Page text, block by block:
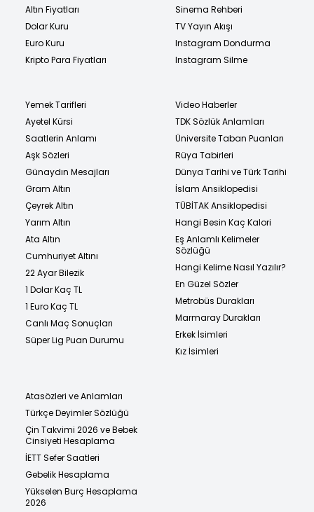
Altın Fiyatları
Dolar Kuru
Euro Kuru
Kripto Para Fiyatları
Sinema Rehberi
TV Yayın Akışı
Instagram Dondurma
Instagram Silme
Yemek Tarifleri
Ayetel Kürsi
Saatlerin Anlamı
Aşk Sözleri
Günaydın Mesajları
Gram Altın
Çeyrek Altın
Yarım Altın
Ata Altın
Cumhuriyet Altını
22 Ayar Bilezik
1 Dolar Kaç TL
1 Euro Kaç TL
Canlı Maç Sonuçları
Süper Lig Puan Durumu
Video Haberler
TDK Sözlük Anlamları
Üniversite Taban Puanları
Rüya Tabirleri
Dünya Tarihi ve Türk Tarihi
İslam Ansiklopedisi
TÜBİTAK Ansiklopedisi
Hangi Besin Kaç Kalori
Eş Anlamlı Kelimeler
Sözlüğü
Hangi Kelime Nasıl Yazılır?
En Güzel Sözler
Metrobüs Durakları
Marmaray Durakları
Erkek İsimleri
Kız İsimleri
Atasözleri ve Anlamları
Türkçe Deyimler Sözlüğü
Çin Takvimi 2026 ve Bebek
Cinsiyeti Hesaplama
İETT Sefer Saatleri
Gebelik Hesaplama
Yükselen Burç Hesaplama
2026